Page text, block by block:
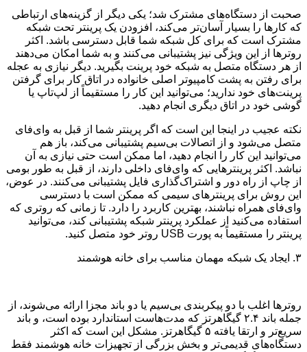
صحبت از دستگاه‌های مشترک شد؛ یکی دیگر از گزینه‌های ارتباطی
که کارها را بسیار آسان‌تر می‌کند، افزودن یک پرینتر تحت شبکه
مشترک است که برای کل شبکه شما قابل دسترسی باشد. اکثر
روترها از این ویژگی نیز پشتیبانی می‌کنند و به شما امکان می‌دهند
از هر دستگاه متصل به شبکه خود پرینت بگیرید. دیگر نیازی به عجله
برای رفتن به پشت کامپیوتر اصلی خانواده در اتاق کار برای گرفتن
پرینت‌های خود ندارید؛ می‌توانید این کار را مستقیماً از لپ‌تاپ یا
گوشی خود در اتاق دیگری انجام دهید.
نکته عجیب در اینجا این است که اگر پرینتر شما از قبل به وای‌فای
متصل می‌شود و از اتصالات بی‌سیم پشتیبانی می‌کند، باز هم
می‌توانید این کار را انجام دهید، اما ممکن است حتی نیازی به آن
نباشد. اکثر پرینترهایی که وای‌فای داخلی دارند، از قبل به طور بومی
از چاپ از راه دور و اشتراک‌گذاری فایل پشتیبانی می‌کنند. در عوض،
این روش برای پرینترهای سیمی که ممکن است با دسترسی
وای‌فای همراه نباشند، بهترین کاربرد را دارد. تا زمانی که روتری که
استفاده می‌کنید از عملکرد پرینتر شبکه پشتیبانی کند، می‌توانید
پرینتر را مستقیماً به پورت USB روتر خود متصل کنید.
۳. ایجاد یک شبکه مهمان مناسب برای خانه هوشمند
روترها اغلب با دو پیکربندی بی‌سیم یا دو باند مجزا ارائه می‌شوند، از
جمله باند ۲.۴ گیگاهرتز که مدت‌هاست استاندارد بوده است، و باند
سریع‌تر و ارتقا یافته ۵ گیگاهرتز. مشکل این است که اکثر
دستگاه‌های قدیمی‌تر و بخش بزرگی از تجهیزات خانه هوشمند فقط